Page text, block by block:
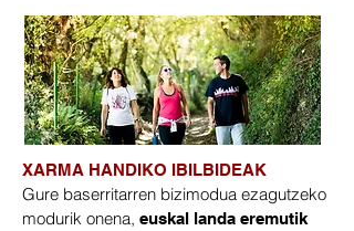
XARMA HANDIKO IBILBIDEAK
Gure baserritarren bizimodua ezagutzeko
modurik onena, euskal landa eremutik